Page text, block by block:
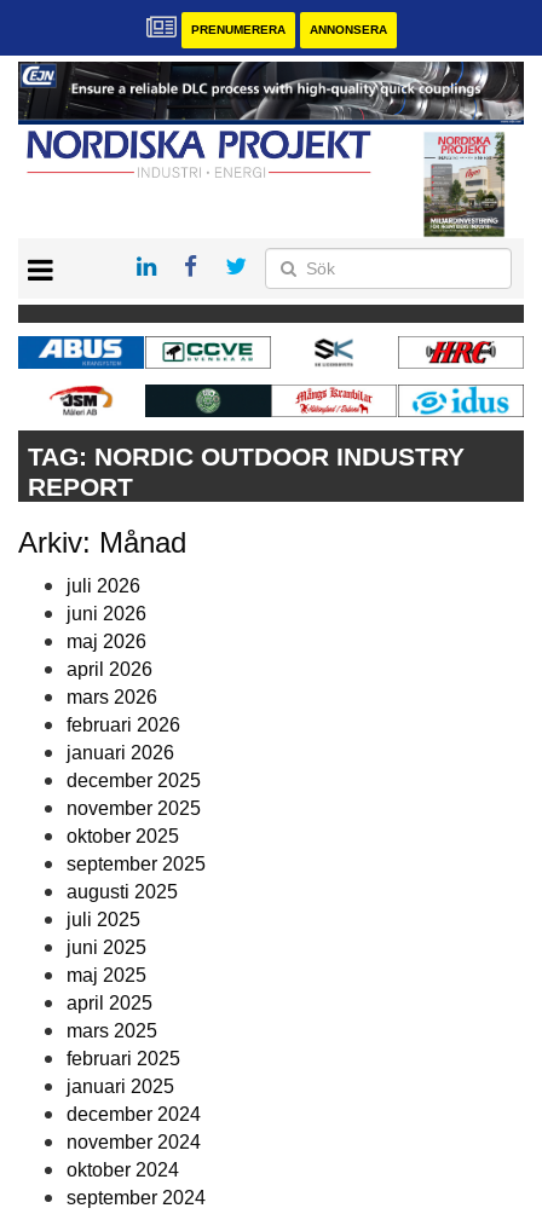
PRENUMERERA ANNONSERA
KONTAKT
VÅRA ANDRA MAGASIN
PRENUMERERA
ANNONSERA
TAG: NORDIC OUTDOOR INDUSTRY
REPORT
Arkiv: Månad
juli 2026
juni 2026
maj 2026
april 2026
mars 2026
februari 2026
januari 2026
december 2025
november 2025
oktober 2025
september 2025
augusti 2025
juli 2025
juni 2025
maj 2025
april 2025
mars 2025
februari 2025
januari 2025
december 2024
november 2024
oktober 2024
september 2024